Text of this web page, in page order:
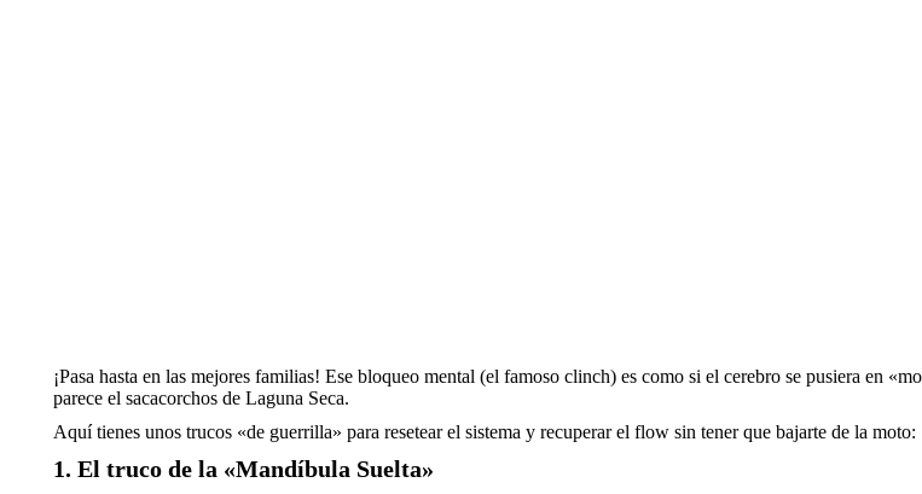
¡Pasa hasta en las mejores familias! Ese bloqueo mental (el famoso clinch) es como si el cerebro se pusiera en
parece el sacacorchos de Laguna Seca.
Aquí tienes unos trucos «de guerrilla» para resetear el sistema y recuperar el flow sin tener que bajarte de la moto:
1. El truco de la «Mandíbula Suelta»